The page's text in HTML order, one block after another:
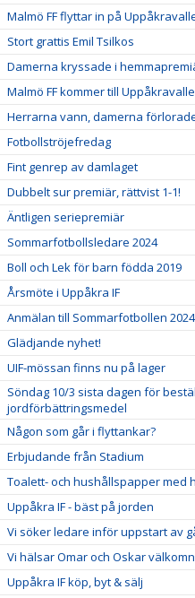
Malmö FF flyttar in på
Stort grattis Emil Tsilkos
Damerna kryssade i
Malmö FF kommer till
Herrarna vann, damerna
Fotbollströjefredag
Fint genrep av damlaget
Dubbelt sur premiär, rättvist 1-1!
Äntligen seriepremiär
Sommarfotbollsledare 2024
Boll och Lek för barn födda 2019
Årsmöte i Uppåkra IF
Anmälan till Sommarfotbollen 2024
Glädjande nyhet!
UIF-mössan finns nu på lager
Söndag 10/3 sista dagen för
jordförbättringsmedel
Någon som går i flyttankar?
Erbjudande från Stadium
Toalett- och hushållspapper med
Uppåkra IF - bäst på jorden
Vi söker ledare inför uppstart av
Vi hälsar Omar och Oskar
Uppåkra IF köp, byt & sälj